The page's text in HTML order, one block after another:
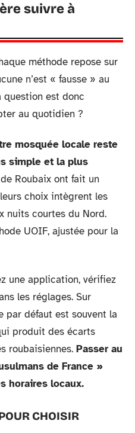
suivre à
méthode repose sur
n’est « fausse » au
question est donc
au quotidien ?
mosquée locale reste
simple et la plus
Roubaix ont fait un
choix intègrent les
nuits courtes du Nord.
UOIF, ajustée pour la
une application, vérifiez
les réglages. Sur
par défaut est souvent la
produit des écarts
roubaisiennes. Passer au
de France »
horaires locaux.
CHOISIR